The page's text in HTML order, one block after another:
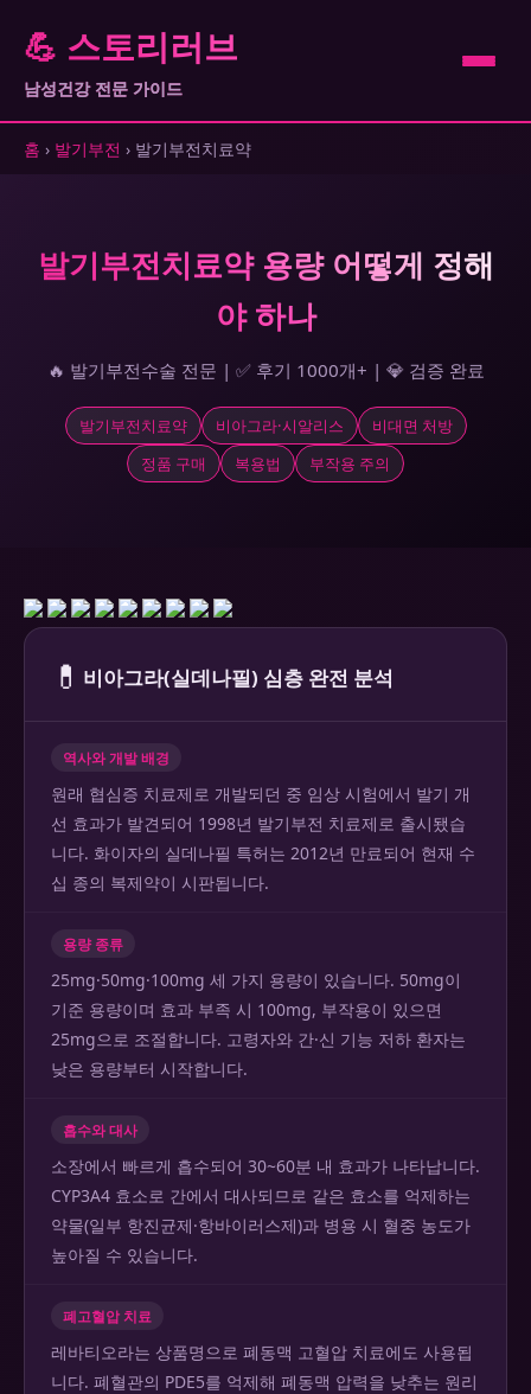
💪 스토리러브
남성건강 전문 가이드
홈 › 발기부전 › 발기부전치료약
발기부전치료약 용량 어떻게 정해
야 하나
🔥 발기부전수술 전문 | ✅ 후기 1000개+ | 💎 검증 완료
발기부전치료약 비아그라·시알리스
비대면 처방
정품 구매
복용법 부작용 주의
💊 비아그라(실데나필) 심층 완전 분석
역사와 개발 배경
원래 협심증 치료제로 개발되던 중 임상 시험에서 발기 개
선 효과가 발견되어 1998년 발기부전 치료제로 출시됐습
니다. 화이자의 실데나필 특허는 2012년 만료되어 현재 수
십 종의 복제약이 시판됩니다.
용량 종류
25mg·50mg·100mg 세 가지 용량이 있습니다. 50mg이
기준 용량이며 효과 부족 시 100mg, 부작용이 있으면
25mg으로 조절합니다. 고령자와 간·신 기능 저하 환자는
낮은 용량부터 시작합니다.
흡수와 대사
소장에서 빠르게 흡수되어 30~60분 내 효과가 나타납니다.
CYP3A4 효소로 간에서 대사되므로 같은 효소를 억제하는
약물(일부 항진균제·항바이러스제)과 병용 시 혈중 농도가
높아질 수 있습니다.
폐고혈압 치료
레바티오라는 상품명으로 폐동맥 고혈압 치료에도 사용됩
니다. 폐혈관의 PDE5를 억제해 폐동맥 압력을 낮추는 원리